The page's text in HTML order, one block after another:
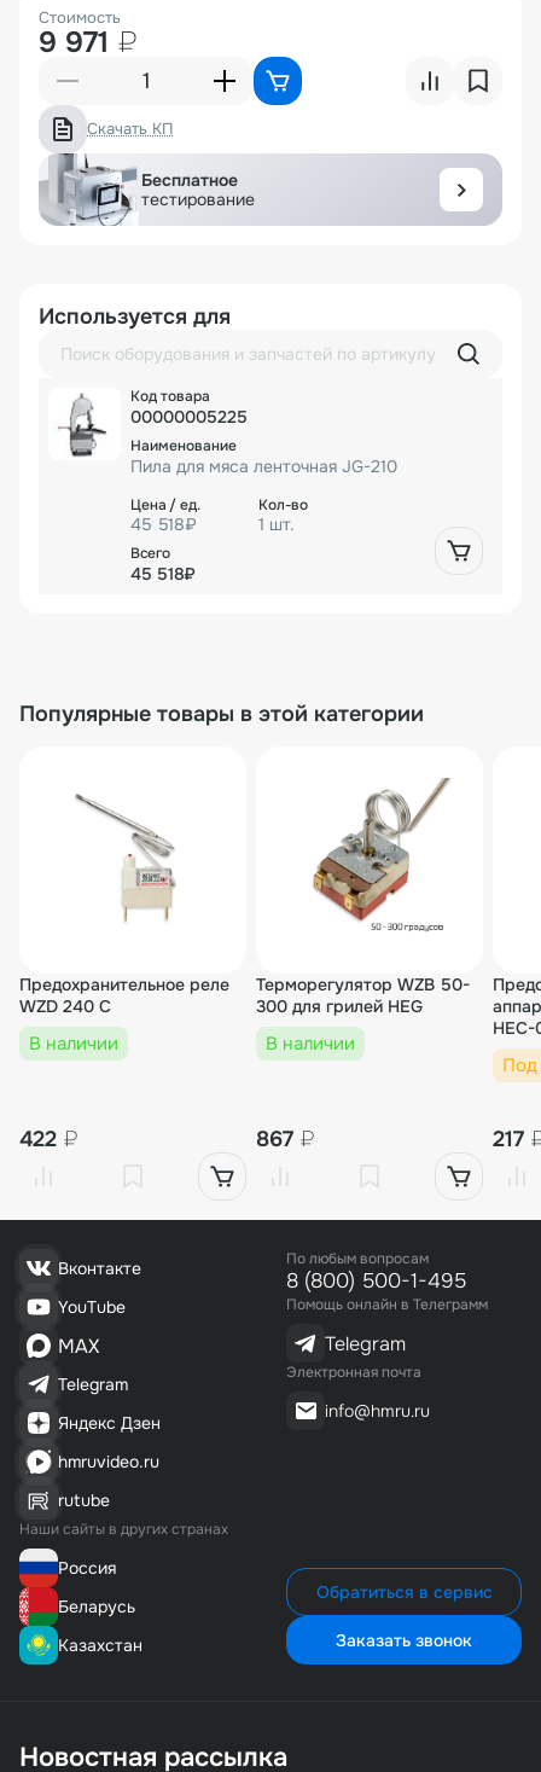
Стоимость
9 971 ₽
Скачать КП
Бесплатное
тестирование
Используется для
00000005225
Пила для мяса ленточная JG-210
45 518₽ 1 шт.
45 518₽
Популярные товары в этой категории
Предохранительное реле
WZD 240 C
В наличии
422 ₽
Терморегулятор WZB 50-
300 для грилей HEG
В наличии
867 ₽
HEC-
Под
217
Вконтакте
YouTube
MAX
Telegram
Яндекс Дзен
hmruvideo.ru
rutube
Наши сайты в других странах
Россия
Беларусь
Казахстан
По любым вопросам
8 (800) 500-1-495
Помощь онлайн в Телеграмм
Telegram
Электронная почта
info@hmru.ru
Обратиться в сервис
Заказать звонок
Новостная рассылка